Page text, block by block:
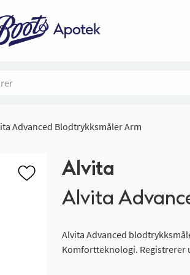
Advanced Blodtrykksmåler Arm
Alvita
Alvita
Alvita Advanced
Komfortteknologi. Registrerer